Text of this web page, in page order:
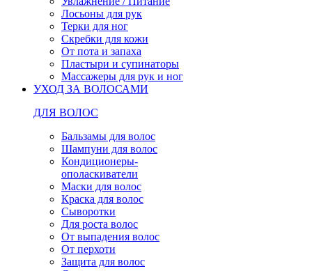
Лосьоны для рук
Терки для ног
Скребки для кожи
От пота и запаха
Пластыри и супинаторы
Массажеры для рук и ног
УХОД ЗА ВОЛОСАМИ
ДЛЯ ВОЛОС
Бальзамы для волос
Шампуни для волос
Кондиционеры-
ополаскиватели
Маски для волос
Краска для волос
Сыворотки
Для роста волос
От выпадения волос
От перхоти
Защита для волос